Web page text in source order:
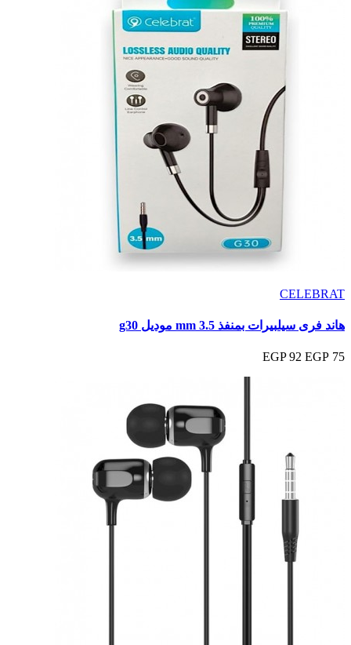
CELEBRAT
هاند فرى سيلبيرات بمنفذ 3.5 mm موديل g30
75 EGP
92 EGP